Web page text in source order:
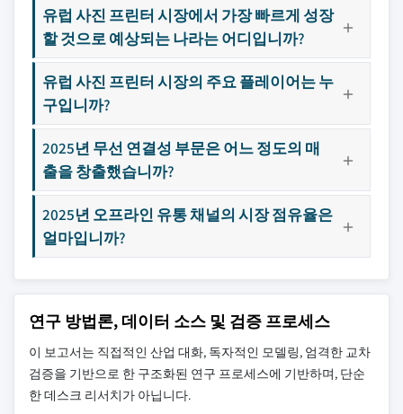
유럽 사진 프린터 시장에서 가장 빠르게 성장
할 것으로 예상되는 나라는 어디입니까?
유럽 사진 프린터 시장의 주요 플레이어는 누
구입니까?
2025년 무선 연결성 부문은 어느 정도의 매
출을 창출했습니까?
2025년 오프라인 유통 채널의 시장 점유율은
얼마입니까?
연구 방법론, 데이터 소스 및 검증 프로세스
이 보고서는 직접적인 산업 대화, 독자적인 모델링, 엄격한 교차
검증을 기반으로 한 구조화된 연구 프로세스에 기반하며, 단순
한 데스크 리서치가 아닙니다.